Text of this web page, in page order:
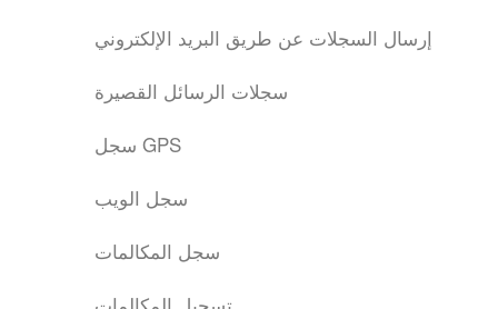
إرسال السجلات عن طريق البريد الإلكتروني
سجلات الرسائل القصيرة
سجل GPS
سجل الويب
سجل المكالمات